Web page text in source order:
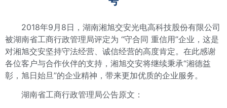
2018年9月8日， 湖南湘旭交安光电高科技股份有限公司
被湖南省工商行政管理局评定为 “守合同 重信用”企业，这是
对湘旭交安坚持守法经营、诚信经营的高度肯定。在此感谢
各位客户与合作伙伴的支持，湘旭交安将继续秉承“湘德益
彰，旭日始旦”的企业精神，带来更加优质的企业服务。
湖南省工商行政管理局公告原文：